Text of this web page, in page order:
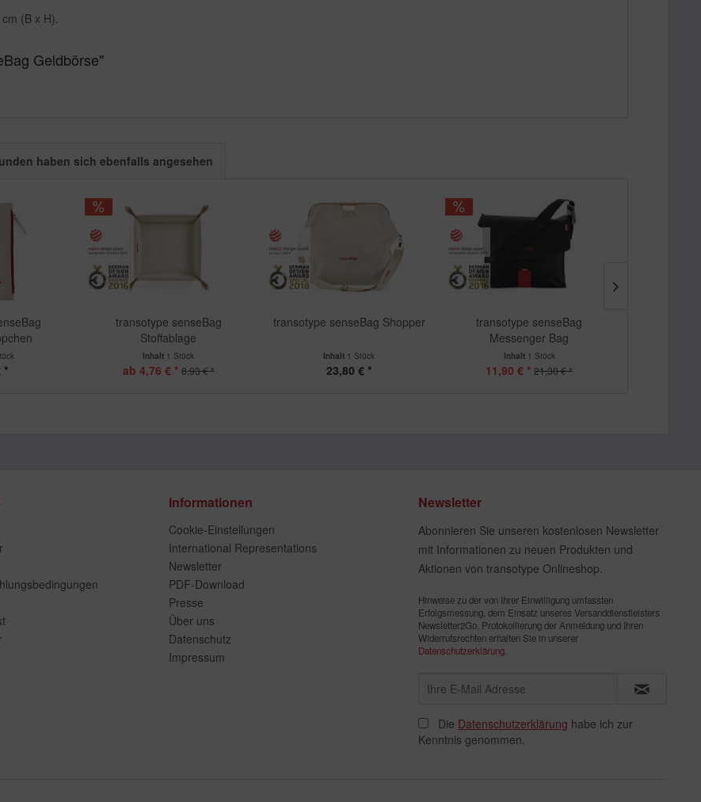
(B x H).
Geldbörse"
haben sich ebenfalls angesehen
*
transotype senseBag
Stoffablage
Inhalt 1 Stück
ab 4,76 € * 8,93 € *
transotype senseBag Shopper
Inhalt 1 Stück
23,80 € *
transotype senseBag
Messenger Bag
Inhalt 1 Stück
11,90 € * 21,30 € *
Informationen
Cookie-Einstellungen
International Representations
Newsletter
PDF-Download
Presse
Über uns
Datenschutz
Impressum
Newsletter
Abonnieren Sie unseren kostenlosen Newsletter
mit Informationen zu neuen Produkten und
Aktionen von transotype Onlineshop.
Hinweise zu der von Ihrer Einwilligung umfassten
Erfolgsmessung, dem Einsatz unseres Versanddienstleisters
Newsletter2Go, Protokollierung der Anmeldung und Ihren
Widerrufsrechten erhalten Sie in unserer
Datenschutzerklärung
Die Datenschutzerklärung habe ich zur
Kenntnis genommen.